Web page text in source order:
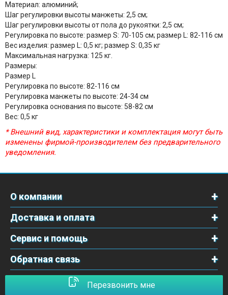
Материал: алюминий;
Шаг регулировки высоты манжеты: 2,5 см;
Шаг регулировки высоты от пола до рукоятки: 2,5 см;
Регулировка по высоте: размер S: 70-105 см; размер L: 82-116 см
Вес изделия: размер L: 0,5 кг; размер S: 0,35 кг
Максимальная нагрузка: 125 кг.
Размеры:
Размер L
Регулировка по высоте: 82-116 см
Регулировка манжеты по высоте: 24-34 см
Регулировка основания по высоте: 58-82 см
Вес: 0,5 кг
* Внешний вид, характеристики и комплектация могут быть
изменены фирмой-производителем без предварительного
уведомления.
О компании
Доставка и оплата
Сервис и помощь
Обратная связь
Перезвонить мне